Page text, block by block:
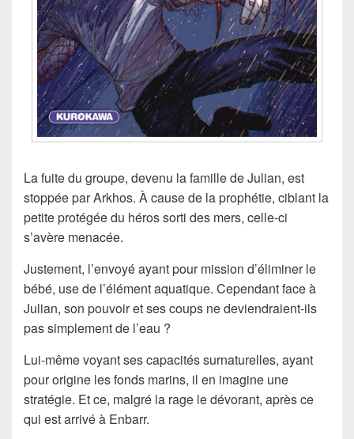
La fuite du groupe, devenu la famille de Julian, est
stoppée par Arkhos. À cause de la prophétie, ciblant la
petite protégée du héros sorti des mers, celle-ci
s’avère menacée.
Justement, l’envoyé ayant pour mission d’éliminer le
bébé, use de l’élément aquatique. Cependant face à
Julian, son pouvoir et ses coups ne deviendraient-ils
pas simplement de l’eau ?
Lui-même voyant ses capacités surnaturelles, ayant
pour origine les fonds marins, il en imagine une
stratégie. Et ce, malgré la rage le dévorant, après ce
qui est arrivé à Enbarr.